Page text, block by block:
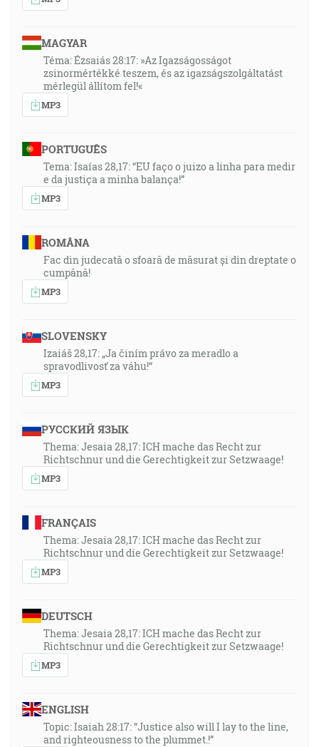
MAGYAR
Téma: Ézsaiás 28:17: »Az Igazságosságot
zsinormértékké teszem, és az igazságszolgáltatást
mérlegül állítom fel!«
MP3
PORTUGUÊS
Tema: Isaías 28,17: “EU faço o juizo a linha para medir
e da justiça a minha balança!”
MP3
ROMÂNA
Fac din judecată o sfoară de măsurat și din dreptate o
cumpănă!
MP3
SLOVENSKY
Izaiáš 28,17: „Ja činím právo za meradlo a
spravodlivosť za váhu!“
MP3
РУССКИЙ ЯЗЫК
Thema: Jesaia 28,17: ICH mache das Recht zur
Richtschnur und die Gerechtigkeit zur Setzwaage!
MP3
FRANÇAIS
Thema: Jesaia 28,17: ICH mache das Recht zur
Richtschnur und die Gerechtigkeit zur Setzwaage!
MP3
DEUTSCH
Thema: Jesaia 28,17: ICH mache das Recht zur
Richtschnur und die Gerechtigkeit zur Setzwaage!
MP3
ENGLISH
Topic: Isaiah 28:17: “Justice also will I lay to the line,
and righteousness to the plummet.!”